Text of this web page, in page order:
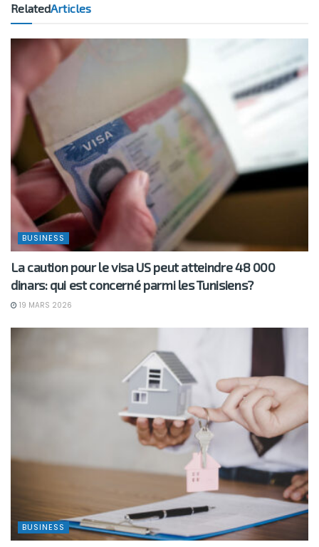
RelatedArticles
BUSINESS
La caution pour le visa US peut atteindre 48 000
dinars: qui est concerné parmi les Tunisiens?
19 MARS 2026
BUSINESS